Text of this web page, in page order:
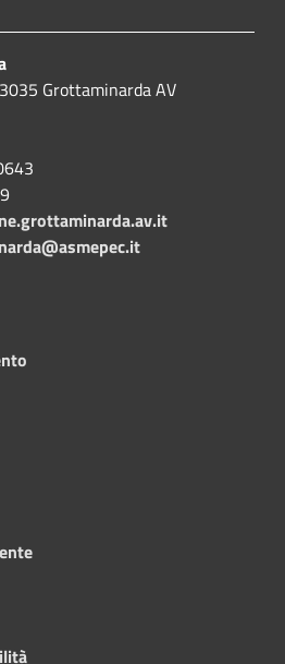
Grottaminarda AV